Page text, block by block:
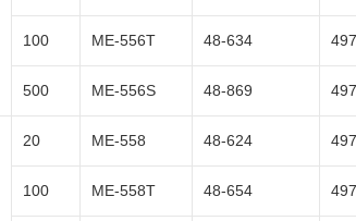
100 ME-556T 48-634
500 ME-556S 48-869
20 ME-558 48-624
100 ME-558T 48-654